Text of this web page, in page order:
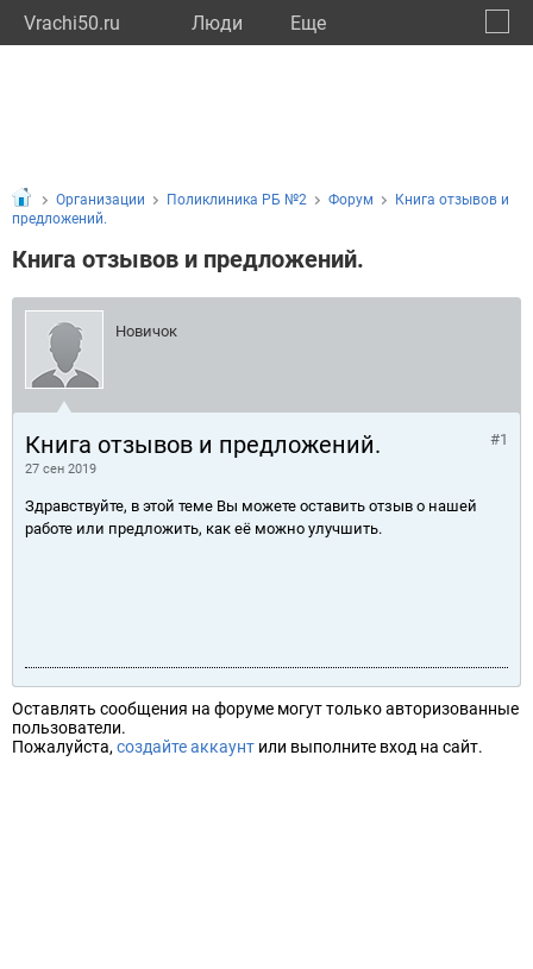
Vrachi50.ru Люди Eще
Организации Поликлиника РБ №2 Форум
Книга отзывов и
предложений.
Книга отзывов и предложений.
Новичок
Книга отзывов и предложений.
27 сен 2019
#1
Здравствуйте, в этой теме Вы можете оставить отзыв о нашей
работе или предложить, как её можно улучшить.
Оставлять сообщения на форуме могут только авторизованные
пользователи.
Пожалуйста, создайте аккаунт или выполните вход на сайт.